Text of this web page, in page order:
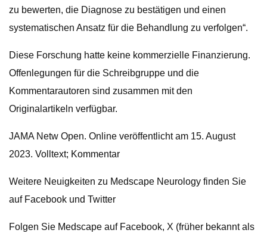
zu bewerten, die Diagnose zu bestätigen und einen
systematischen Ansatz für die Behandlung zu verfolgen“.
Diese Forschung hatte keine kommerzielle Finanzierung.
Offenlegungen für die Schreibgruppe und die
Kommentarautoren sind zusammen mit den
Originalartikeln verfügbar.
JAMA Netw Open. Online veröffentlicht am 15. August
2023. Volltext; Kommentar
Weitere Neuigkeiten zu Medscape Neurology finden Sie
auf Facebook und Twitter
Folgen Sie Medscape auf Facebook, X (früher bekannt als